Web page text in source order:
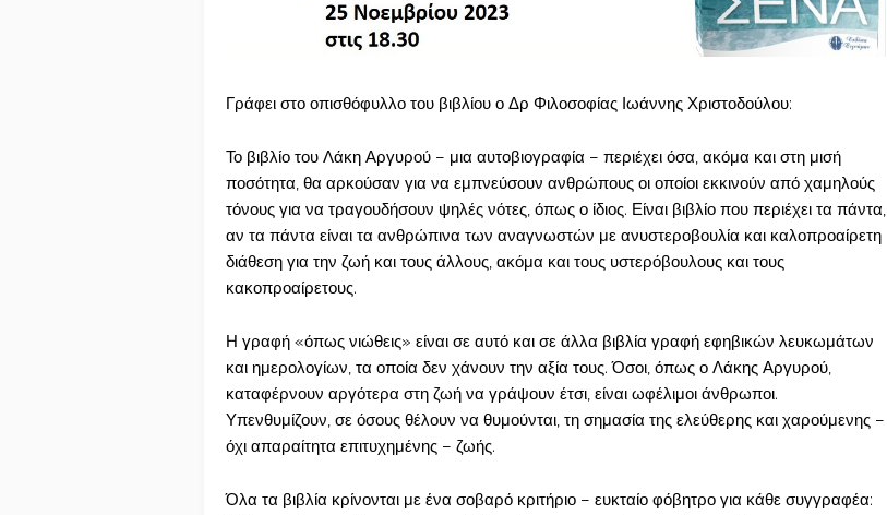
Γράφει στο οπισθόφυλλο του βιβλίου ο Δρ Φιλοσοφίας Ιωάννης Χριστοδούλου:
Το βιβλίο του Λάκη Αργυρού – μια αυτοβιογραφία – περιέχει όσα, ακόμα και στη μισή
ποσότητα, θα αρκούσαν για να εμπνεύσουν ανθρώπους οι οποίοι εκκινούν από χαμηλούς
τόνους για να τραγουδήσουν ψηλές νότες, όπως ο ίδιος. Είναι βιβλίο που περιέχει τα πάντα,
αν τα πάντα είναι τα ανθρώπινα των αναγνωστών με ανυστεροβουλία και καλοπροαίρετη
διάθεση για την ζωή και τους άλλους, ακόμα και τους υστερόβουλους και τους
κακοπροαίρετους.
Η γραφή «όπως νιώθεις» είναι σε αυτό και σε άλλα βιβλία γραφή εφηβικών λευκωμάτων
και ημερολογίων, τα οποία δεν χάνουν την αξία τους. Όσοι, όπως ο Λάκης Αργυρού,
καταφέρνουν αργότερα στη ζωή να γράψουν έτσι, είναι ωφέλιμοι άνθρωποι.
Υπενθυμίζουν, σε όσους θέλουν να θυμούνται, τη σημασία της ελεύθερης και χαρούμενης –
όχι απαραίτητα επιτυχημένης – ζωής.
Όλα τα βιβλία κρίνονται με ένα σοβαρό κριτήριο – ευκταίο φόβητρο για κάθε συγγραφέα: